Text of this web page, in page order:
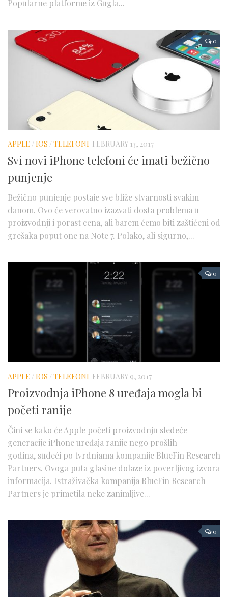
Popularne platforme iz Gugla...
0
APPLE /IOS /TELEFONI FEBRUARY 13, 2017
Svi novi iPhone telefoni će imati bežično
punjenje
Bežično punjenje postaje sve bliže stvarnosti svakim
danom. Ovo će verovatno izazvati dosta problema u
proizvodnji i porast cena, ali barem ćemo biti zaštićeni od
grešaka poput one na Note 7. Polako, ali sigurno,...
0
APPLE /IOS /TELEFONI FEBRUARY 9, 2017
Proizvodnja iPhone 8 uređaja mogla bi
početi ranije
Čini se kako će Apple početi proizvodnju sledeće
generacije iPhone uređaja ranije nego prošlih
godina, sudeći po tvrdnjama kompanije BlueFin Research
Partners. Ovoga puta glasine dolaze iz poverljivog izvora
informacija. Istraživačka kompanija BlueFin Research
Partners je primetila neke zanimljive...
0